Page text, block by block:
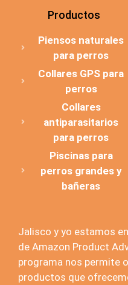
Productos
Piensos naturales
para perros
Collares GPS para
perros
Collares
antiparasitarios
para perros
Piscinas para
perros grandes y
bañeras
Jalisco y yo estamos
de Amazon Product
programa nos permite
productos que